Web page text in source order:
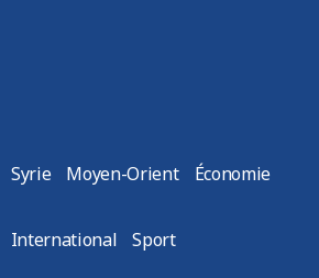
Syrie Moyen-Orient Économie
International Sport